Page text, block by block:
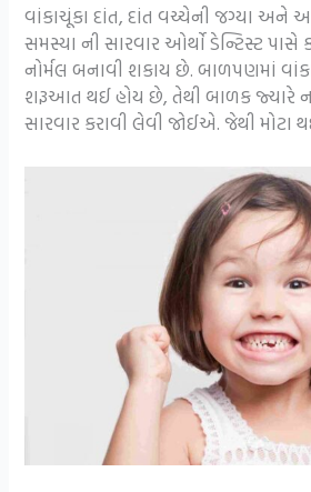
વાંકાચૂંકા દાંત, દાંત વચ્ચેની જગ્યા અને
સમસ્યા ની સારવાર ઓર્થો ડેન્ટિસ્ટ પાસે
નોર્મલ બનાવી શકાય છે. બાળપણમાં
શરૂઆત થઈ હોય છે, તેથી બાળક જ્યારે
સારવાર કરાવી લેવી જોઈએ. જેથી